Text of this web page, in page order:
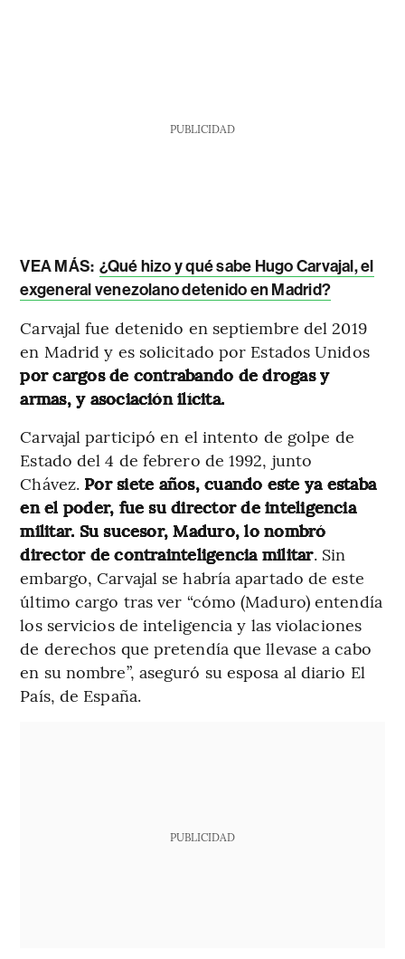
PUBLICIDAD
VEA MÁS: ¿Qué hizo y qué sabe Hugo Carvajal, el
exgeneral venezolano detenido en Madrid?
Carvajal fue detenido en septiembre del 2019
en Madrid y es solicitado por Estados Unidos
por cargos de contrabando de drogas y
armas, y asociación ilícita.
Carvajal participó en el intento de golpe de
Estado del 4 de febrero de 1992, junto
Chávez. Por siete años, cuando este ya estaba
en el poder, fue su director de inteligencia
militar. Su sucesor, Maduro, lo nombró
director de contrainteligencia militar. Sin
embargo, Carvajal se habría apartado de este
último cargo tras ver “cómo (Maduro) entendía
los servicios de inteligencia y las violaciones
de derechos que pretendía que llevase a cabo
en su nombre”, aseguró su esposa al diario El
País, de España.
PUBLICIDAD